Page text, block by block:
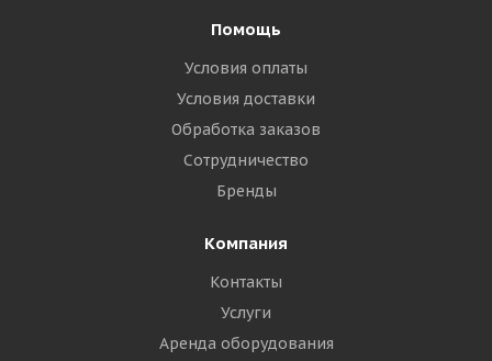
Помощь
Условия оплаты
Условия доставки
Обработка заказов
Сотрудничество
Бренды
Компания
Контакты
Услуги
Аренда оборудования